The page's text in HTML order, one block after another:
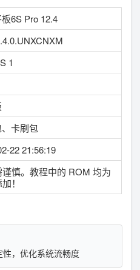
6S Pro 12.4
1
卡刷包
22 21:56:19
慎。教程中的 ROM 均为
！
，优化系统流畅度